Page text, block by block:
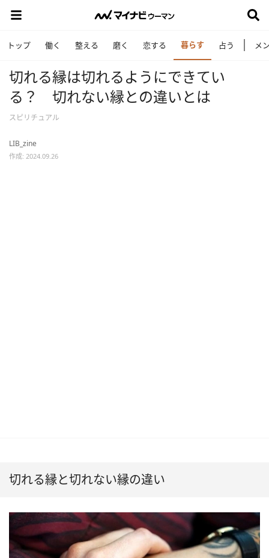
トップ 働く 整える 磨く 恋する 暮らす 占う メ
切れる縁は切れるようにできてい
る？ 切れない縁との違いとは
スピリチュアル
LIB_zine
作成: 2024.09.26
切れる縁と切れない縁の違い